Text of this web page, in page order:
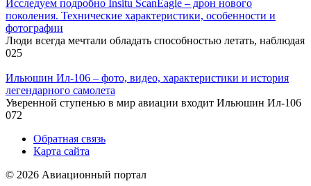
Исследуем подробно Insitu ScanEagle – дрон нового
поколения. Технические характеристики, особенности и
фотографии
Люди всегда мечтали обладать способностью летать, наблюдая
025
Ильюшин Ил-106 – фото, видео, характеристики и история
легендарного самолета
Уверенной ступенью в мир авиации входит Ильюшин Ил-106
072
Обратная связь
Карта сайта
© 2026 Авиационный портал